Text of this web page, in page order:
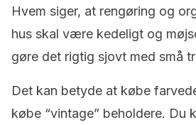
Hvem siger, at rengøring og
hus skal være kedeligt og
gøre det rigtig sjovt med små
Det kan betyde at købe
købe “vintage” beholdere. Du